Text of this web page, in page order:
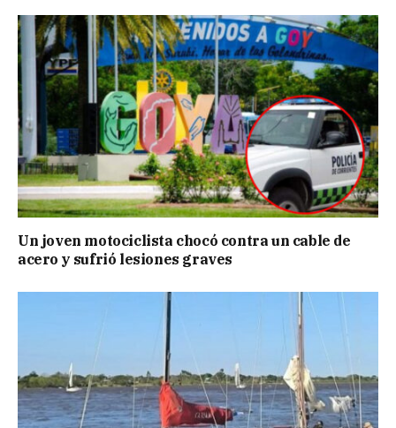
Un joven motociclista chocó contra un cable de
acero y sufrió lesiones graves